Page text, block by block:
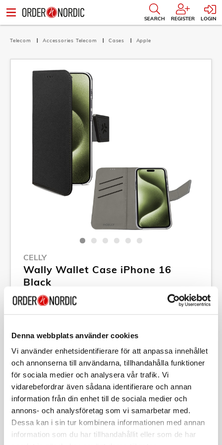
Denna webbplats använder cookies
Vi använder enhetsidentifierare för att anpassa innehållet
och annonserna till användarna, tillhandahålla funktioner
för sociala medier och analysera vår trafik. Vi
vidarebefordrar även sådana identifierare och annan
information från din enhet till de sociala medier och
annons- och analysföretag som vi samarbetar med.
Dessa kan i sin tur kombinera informationen med annan
information som du har tillhandahållit eller som de har
SEARCH REGISTER LOGIN
Telecom Accessories Telecom Cases Apple
CELLY
Wally Wallet Case iPhone 16
Black
Article no:
A12931
WALLY1078
RSP: 229,00 kr
Show all products of Celly
Specification
Description